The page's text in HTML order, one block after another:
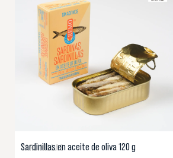
SARDINILLAS
Sardinillas en aceite de oliva 120 g